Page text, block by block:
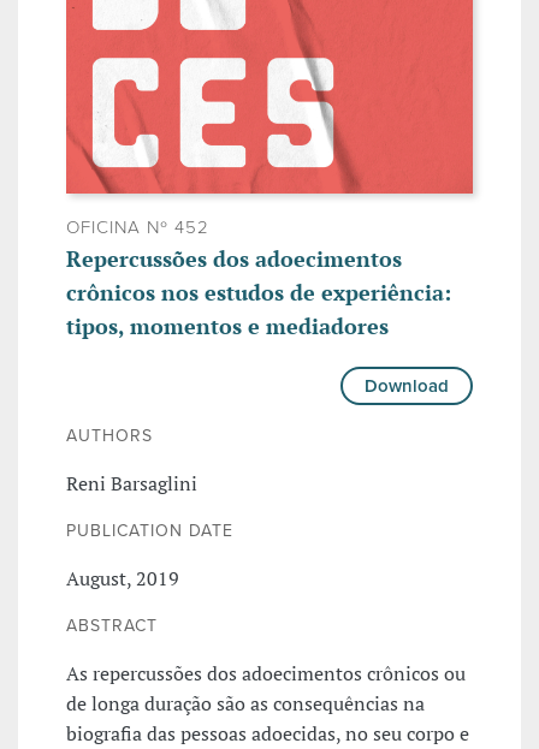
OFICINA Nº 452
Repercussões dos adoecimentos
crônicos nos estudos de experiência:
tipos, momentos e mediadores
Download
AUTHORS
Reni Barsaglini
PUBLICATION DATE
August, 2019
ABSTRACT
As repercussões dos adoecimentos crônicos ou
de longa duração são as consequências na
biografia das pessoas adoecidas, no seu corpo e